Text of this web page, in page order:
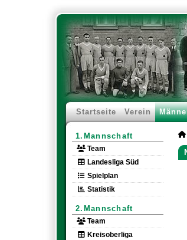
Startseite Verein
1.Mannschaft
Team
Landesliga Süd
Spielplan
Statistik
2.Mannschaft
Team
Kreisoberliga